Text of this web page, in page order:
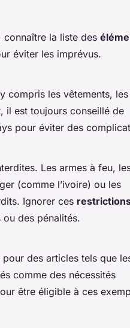
connaître la liste des
éviter les imprévus.
compris les vêtements, les
il est toujours conseillé de
pour éviter des
Les armes à feu,
(comme l’ivoire) ou les
Ignorer ces
des pénalités.
pour des articles tels que
comme des nécessités
être éligible à ces